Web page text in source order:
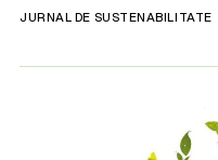
BUNE PRACTICI
JURNAL DE SUSTENABILITATE